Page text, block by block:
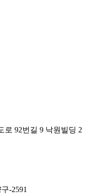
로 92번길 9 낙원빌딩 2
-2591